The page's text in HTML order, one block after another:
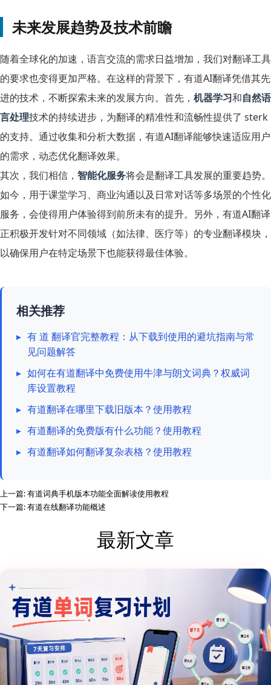
未来发展趋势及技术前瞻
随着全球化的加速，语言交流的需求日益增加，我们对翻译工具
的要求也变得更加严格。在这样的背景下，有道AI翻译凭借其先
进的技术，不断探索未来的发展方向。首先， 机器学习和自然语
言处理技术的持续进步，为翻译的精准性和流畅性提供了 sterk
的支持。通过收集和分析大数据，有道AI翻译能够快速适应用户
的需求，动态优化翻译效果。
其次，我们相信， 智能化服务将会是翻译工具发展的重要趋势。
如今，用于课堂学习、商业沟通以及日常对话等多场景的个性化
服务，会使得用户体验得到前所未有的提升。另外，有道AI翻译
正积极开发针对不同领域（如法律、医疗等）的专业翻译模块，
以确保用户在特定场景下也能获得最佳体验。
相关推荐
▸ 有 道 翻译官完整教程：从下载到使用的避坑指南与常
见问题解答
▸ 如何在有道翻译中免费使用牛津与朗文词典？权威词
库设置教程
▸ 有道翻译在哪里下载旧版本？使用教程
▸ 有道翻译的免费版有什么功能？使用教程
▸ 有道翻译如何翻译复杂表格？使用教程
上一篇:有道词典手机版本功能全面解读使用教程
下一篇:有道在线翻译功能概述
最新文章